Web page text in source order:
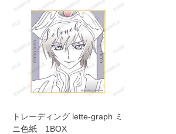
トレーディング lette-graph ミ
ニ色紙 1BOX